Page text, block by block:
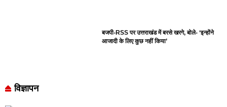
बजपी-RSS पर उत्तराखंड में बरसे खरगे, बोले- ‘इन्होंने
आजादी के लिए कुछ नहीं किया’
विज्ञापन